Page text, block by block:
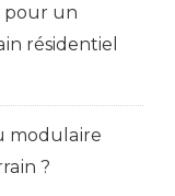
pour un
résidentiel
modulaire
?